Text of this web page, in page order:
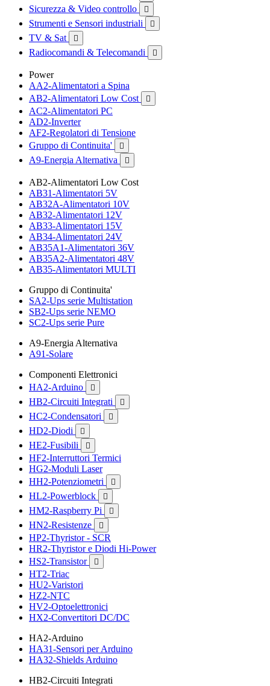
Sicurezza & Video controllo 
Strumenti e Sensori industriali 
TV & Sat 
Radiocomandi & Telecomandi 
Power
AA2-Alimentatori a Spina
AB2-Alimentatori Low Cost

AC2-Alimentatori PC
AD2-Inverter
AF2-Regolatori di Tensione
Gruppo di Continuita'

A9-Energia Alternativa 
AB2-Alimentatori Low Cost
AB31-Alimentatori 5V
AB32A-Alimentatori 10V
AB32-Alimentatori 12V
AB33-Alimentatori 15V
AB34-Alimentatori 24V
AB35A1-Alimentatori 36V
AB35A2-Alimentatori 48V
AB35-Alimentatori MULTI
Gruppo di Continuita'
SA2-Ups serie Multistation
SB2-Ups serie NEMO
SC2-Ups serie Pure
A9-Energia Alternativa
A91-Solare
Componenti Elettronici
HA2-Arduino

HB2-Circuiti Integrati 
HC2-Condensatori 
HD2-Diodi 
HE2-Fusibili 
HF2-Interruttori Termici
HG2-Moduli Laser
HH2-Potenziometri

HL2-Powerblock 
HM2-Raspberry Pi 
HN2-Resistenze 
HP2-Thyristor - SCR
HR2-Thyristor e Diodi Hi-Power
HS2-Transistor

HT2-Triac
HU2-Varistori
HZ2-NTC
HV2-Optoelettronici
HX2-Convertitori DC/DC
HA2-Arduino
HA31-Sensori per Arduino
HA32-Shields Arduino
HB2-Circuiti Integrati